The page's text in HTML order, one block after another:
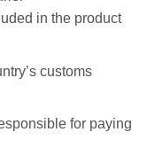
in the product
customs
for paying